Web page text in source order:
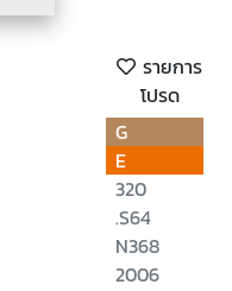
รายการ
โปรด
G
E
320
.S64
N368
2006